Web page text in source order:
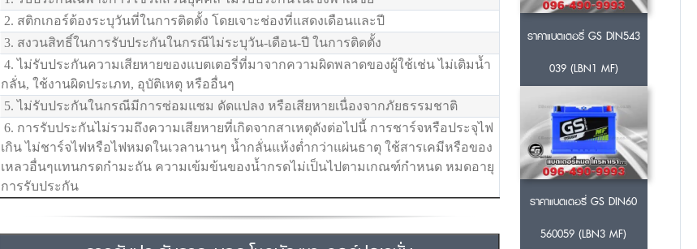
2. สติกเกอร์ต้องระบุวันที่ในการติดตั้ง โดยเจาะช่องที่แสดงเดือนและปี
3. สงวนสิทธิ์ในการรับประกันในกรณีไม่ระบุวัน-เดือน-ปี ในการติดตั้ง
4. ไม่รับประกันความเสียหายของแบตเตอรี่ที่มาจากความผิดพลาดของผู้ใช้เช่น ไม่เติมน้ำ
กลั่น, ใช้งานผิดประเภท, อุบัติเหตุ หรืออื่นๆ
5. ไม่รับประกันในกรณีมีการซ่อมแซม ดัดแปลง หรือเสียหายเนื่องจากภัยธรรมชาติ
6. การรับประกันไม่รวมถึงความเสียหายที่เกิดจากสาเหตุดังต่อไปนี้ การชาร์จหรือประจุไฟ
เกิน ไม่ชาร์จไฟหรือไฟหมดในเวลานานๆ น้ำกลั่นแห้งต่ำกว่าแผ่นธาตุ ใช้สารเคมีหรือของ
เหลวอื่นๆแทนกรดกำมะถัน ความเข้มข้นของน้ำกรดไม่เป็นไปตามเกณฑ์กำหนด หมดอายุ
การรับประกัน
ราคาแบตเตอรี่ GS DIN543
039 (LBN1 MF)
ราคาแบตเตอรี่ GS DIN60
560059 (LBN3 MF)